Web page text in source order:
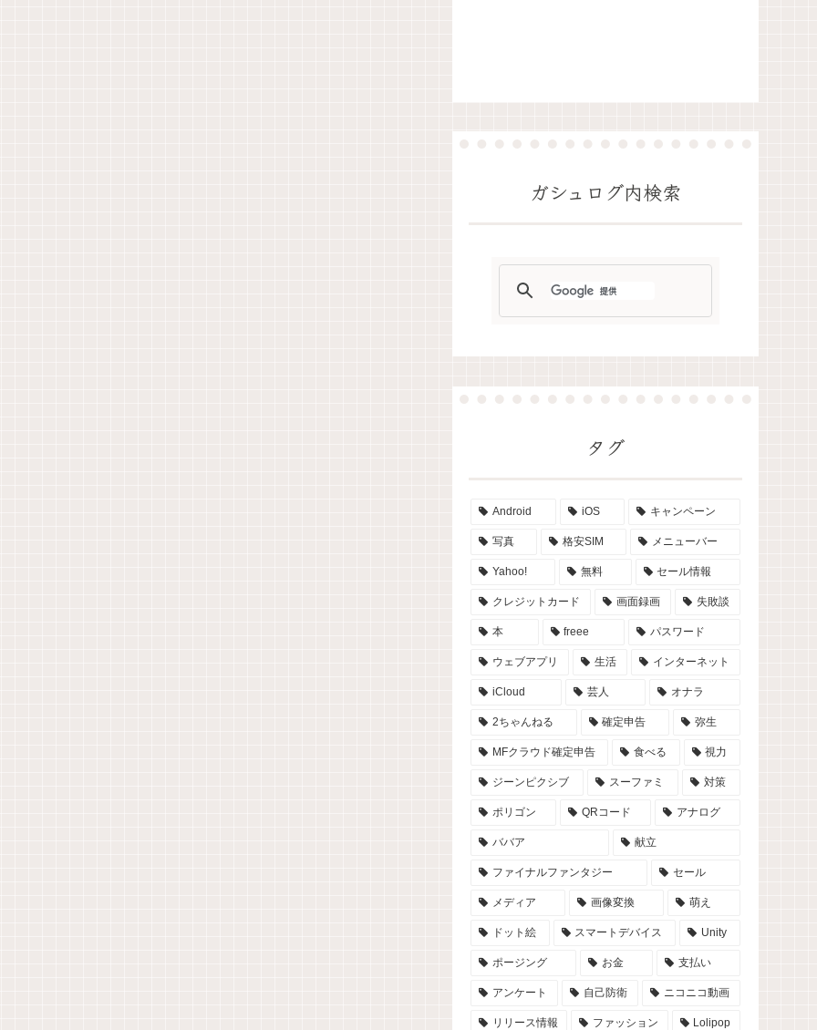
ガシュログ内検索
タグ
Android iOS キャンペーン
写真 格安SIM メニューバー
Yahoo! 無料 セール情報
クレジットカード 画面録画 失敗談
本 freee パスワード
ウェブアプリ 生活 インターネット
iCloud 芸人 オナラ
2ちゃんねる 確定申告 弥生
MFクラウド確定申告 食べる 視力
ジーンピクシブ スーファミ 対策
ポリゴン QRコード アナログ
ババア 献立
ファイナルファンタジー セール
メディア 画像変換 萌え
ドット絵 スマートデバイス Unity
ポージング お金 支払い
アンケート 自己防衛 ニコニコ動画
リリース情報 ファッション Lolipop